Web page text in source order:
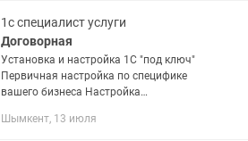
1с специалист услуги
Договорная
Установка и настройка 1С "под ключ"
Первичная настройка по специфике
вашего бизнеса Настройка
цен, дисконтных систем Интеграция с
Шымкент, 13 июля